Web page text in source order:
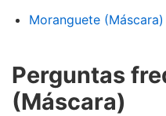
Moranguete (Máscara)
Perguntas
(Máscara)